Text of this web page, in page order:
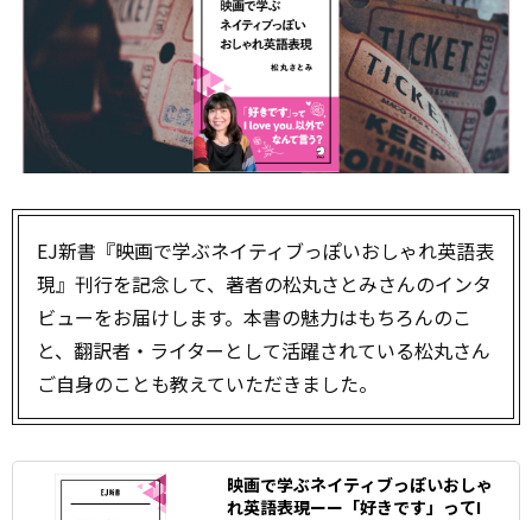
EJ新書『映画で学ぶネイティブっぽいおしゃれ英語表
現』刊行を記念して、著者の松丸さとみさんのインタ
ビューをお届けします。本書の魅力はもちろんのこ
と、翻訳者・ライターとして活躍されている松丸さん
ご自身のことも教えていただきました。
映画で学ぶネイティブっぽいおしゃ
れ英語表現ーー「好きです」ってI